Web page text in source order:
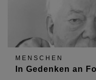
MENSCHEN
In Gedenken an